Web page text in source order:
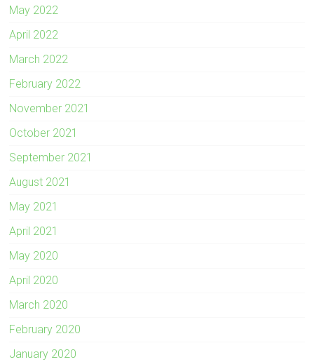
May 2022
April 2022
March 2022
February 2022
November 2021
October 2021
September 2021
August 2021
May 2021
April 2021
May 2020
April 2020
March 2020
February 2020
January 2020